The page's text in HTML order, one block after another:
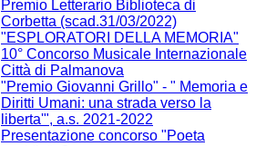
Premio Letterario Biblioteca di
Corbetta (scad.31/03/2022)
"ESPLORATORI DELLA MEMORIA"
10° Concorso Musicale Internazionale
Città di Palmanova
"Premio Giovanni Grillo" - " Memoria e
Diritti Umani: una strada verso la
liberta'", a.s. 2021-2022
Presentazione concorso "Poeta